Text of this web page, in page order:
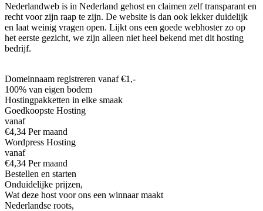
Nederlandweb is in Nederland gehost en claimen zelf transparant en
recht voor zijn raap te zijn. De website is dan ook lekker duidelijk
en laat weinig vragen open. Lijkt ons een goede webhoster zo op
het eerste gezicht, we zijn alleen niet heel bekend met dit hosting
bedrijf.
Domeinnaam registreren vanaf €1,-
100% van eigen bodem
Hostingpakketten in elke smaak
Goedkoopste Hosting
vanaf
€4,34 Per maand
Wordpress Hosting
vanaf
€4,34 Per maand
Bestellen en starten
Onduidelijke prijzen,
Wat deze host voor ons een winnaar maakt
Nederlandse roots,